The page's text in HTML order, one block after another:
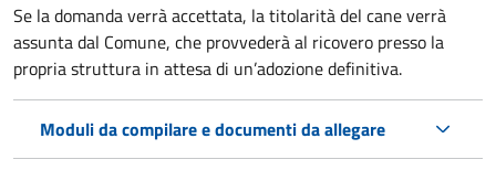
Se la domanda verrà accettata, la titolarità del cane verrà
assunta dal Comune, che provvederà al ricovero presso la
propria struttura in attesa di un’adozione definitiva.
Moduli da compilare e documenti da allegare